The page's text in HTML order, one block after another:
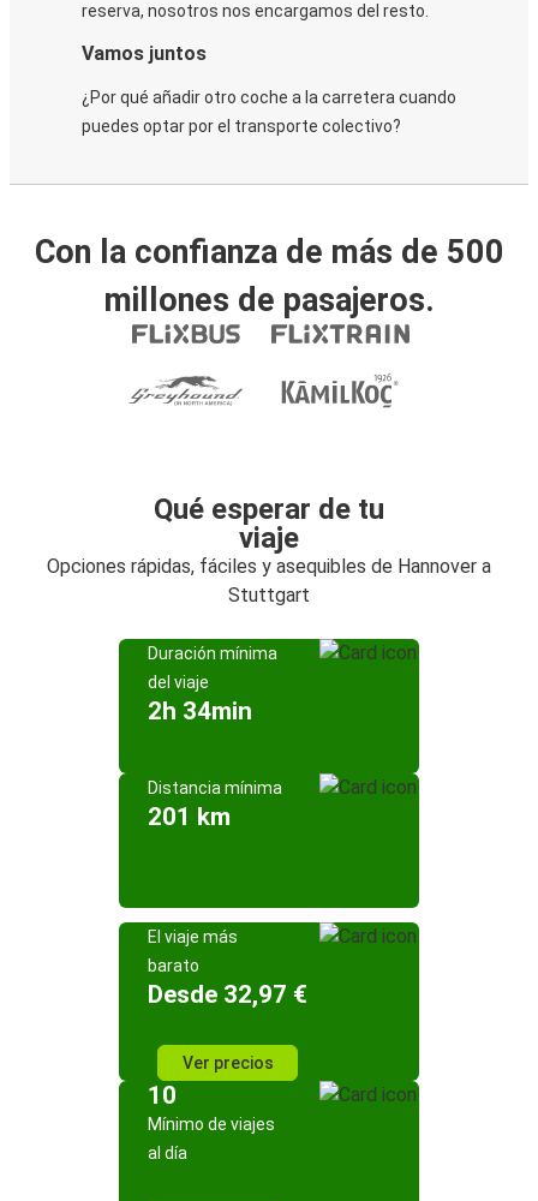
reserva, nosotros nos encargamos del resto.
Vamos juntos
¿Por qué añadir otro coche a la carretera cuando
puedes optar por el transporte colectivo?
Con la confianza de más de 500
millones de pasajeros.
Qué esperar de tu
viaje
Opciones rápidas, fáciles y asequibles de Hannover a
Stuttgart
Duración mínima
del viaje
2h 34min
Distancia mínima
201 km
El viaje más
barato
Desde 32,97 €
Ver precios
10
Mínimo de viajes
al día